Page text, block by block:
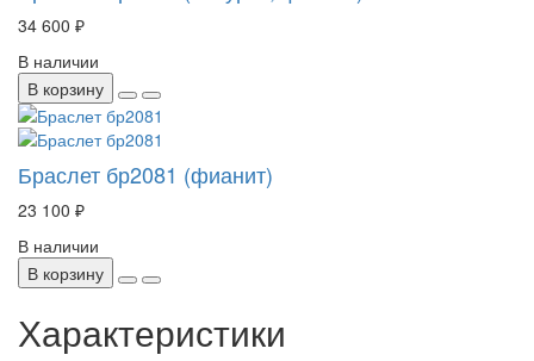
34 600 ₽
В наличии
В корзину
Браслет бр2081 (фианит)
23 100 ₽
В наличии
В корзину
Характеристики